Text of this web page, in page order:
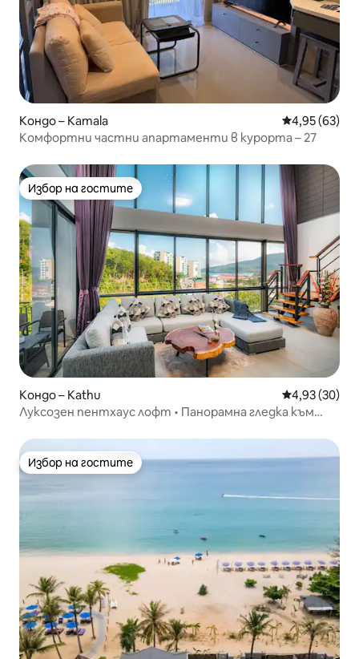
Кондо – Kamala Средна
4,95 (63)
Комфортни частни апартаменти в курорта – 27
Избор на гостите
Избор на гостите
Кондо – Kathu Средна
4,93 (30)
Луксозен пентхаус лофт • Панорамна гледка към
Избор на гостите
Избор на гостите